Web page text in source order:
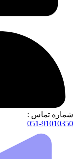
شماره تماس :
051-91010350